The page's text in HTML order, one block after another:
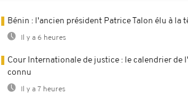
Bénin : l'ancien président Patrice Talon élu à la
Il y a 6 heures
Cour Internationale de justice : le calendrier de
connu
Il y a 7 heures